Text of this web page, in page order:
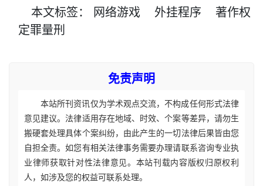
本文标签： 网络游戏 外挂程序
著作权
定罪量刑
免责声明
本站所刊资讯仅为学术观点交流，不构成任何形式法律
意见建议。法律适用存在地域、时效、个案等差异，请勿生
搬硬套处理具体个案纠纷，由此产生的一切法律后果皆由您
自担全责。如您有相关法律事务需要办理请联系咨询专业执
业律师获取针对性法律意见。本站刊载内容版权归原权利
人，如涉及您的权益可联系处理。